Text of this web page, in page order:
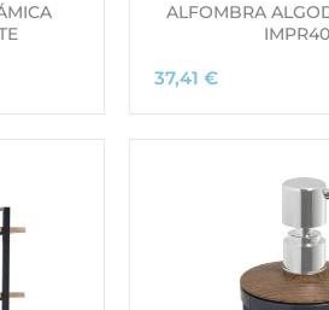
ALFOMBRA
37,41 €